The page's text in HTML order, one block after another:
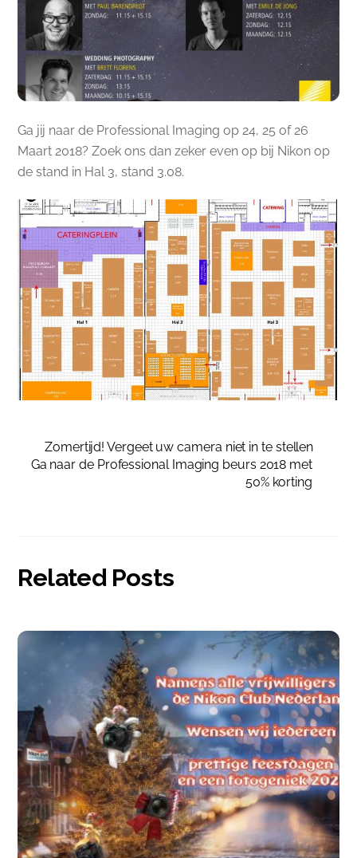
Ga jij naar de Professional Imaging op 24, 25 of 26
Maart 2018? Zoek ons dan zeker even op bij Nikon op
de stand in Hal 3, stand 3.08.
Zomertijd! Vergeet uw camera niet in te stellen
Ga naar de Professional Imaging beurs 2018 met
50% korting
Related Posts